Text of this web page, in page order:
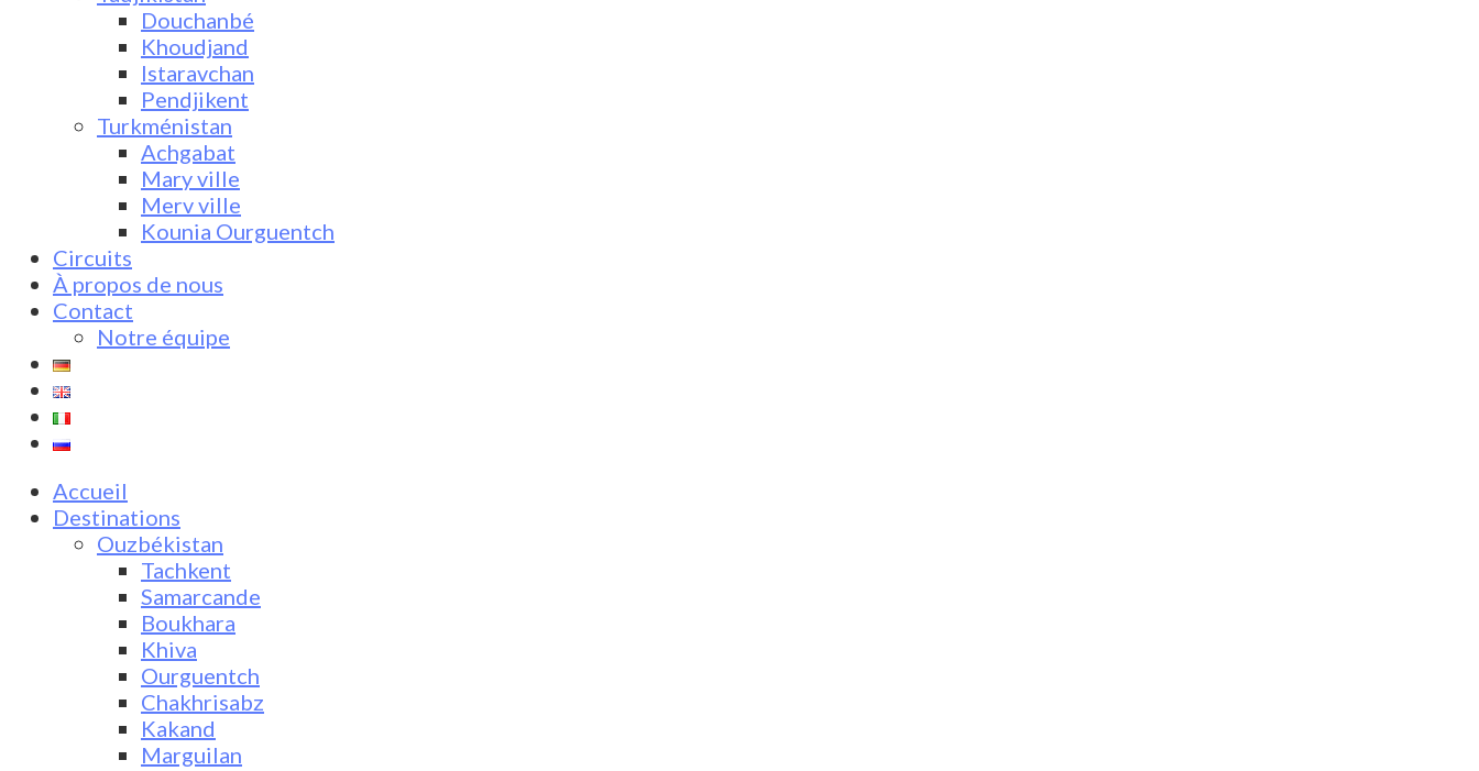
Douchanbé
Khoudjand
Istaravchan
Pendjikent
Turkménistan
Achgabat
Mary ville
Merv ville
Kounia Ourguentch
Circuits
À propos de nous
Contact
Notre équipe
Accueil
Destinations
Ouzbékistan
Tachkent
Samarcande
Boukhara
Khiva
Ourguentch
Chakhrisabz
Kakand
Marguilan